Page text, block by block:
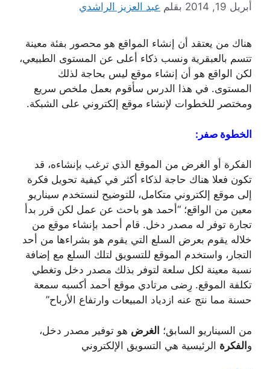
أبريل 19, 2014 بقلم عبد العزيز الراشدي
هناك من يعتقد أن إنشاء المواقع هو محصور بفئة معينة
تتسم بالعبقرية ونسب ذكاء أعلى عن المستوى الطبيعي،
لكن الواقع هو أن إنشاء موقع ليس بحاجة لذلك
المستوى. في هذا الدرس سأقوم بعمل ملخص سريع
ومختصر للخطوات لإنشاء موقع إلكتروني على الشبكة.
الخطوة صفر:
الفكرة أو الغرض من الموقع الذي ترغب بإنشاءه، قد
تكون فعلا هناك حاجة لذكاء أكثر في كيفية تحويل فكرة
إلى موقع إلكتروني متكامل، للتوضيح لنستخدم سيناريو
معين من الواقع؛ “أحمد هو باحث عن عمل لكن قرر بدأ
تجارة توفر له مصدر دخل. قام أحمد بإنشاء موقع من
خلاله يقوم بعرض السلع التي يقوم هو بشراءها من أحد
التجار، واستخدم الموقع للتسويق لتلك السلع مع إضافة
نسبة معينة لكل سلعة لتوفر بذلك مصدر دخل وتغطي
تكلفة الموقع. رِضى مرتادي موقع أحمد أكسبه سمعة
حسنة مما نتج عنه ازدياد المبيعات وارتفاع الأرباح”
من السيناريو السابق؛ الغرض هو توفير مصدر دخل،
والفكرة الرئيسية هي التسويق الإلكتروني